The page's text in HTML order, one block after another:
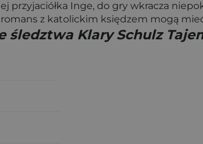
Inge, do gry wkracza
z katolickim księdzem mogą
śledztwa Klary Schulz